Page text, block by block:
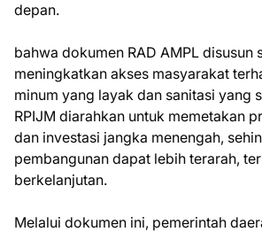
depan.
bahwa dokumen RAD AMPL disusun
meningkatkan akses masyarakat
minum yang layak dan sanitasi yang
RPIJM diarahkan untuk memetakan
dan investasi jangka menengah,
pembangunan dapat lebih terarah,
berkelanjutan.
Melalui dokumen ini, pemerintah